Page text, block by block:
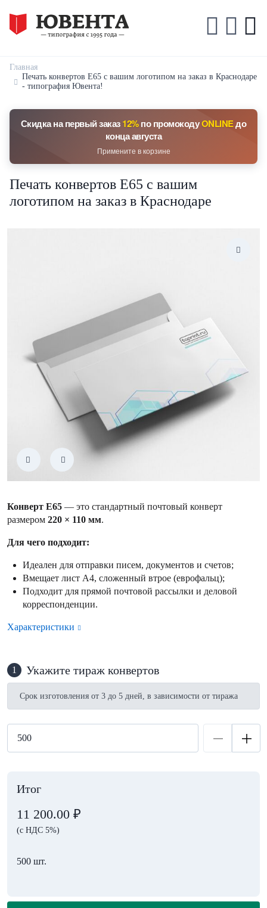
Главная
Печать конвертов Е65 с вашим логотипом на заказ в Краснодаре
- типография Ювента!
Скидка на первый заказ12%по промокодуONLINEдо
конца августа
Примените в корзине
Печать конвертов Е65 с вашим
логотипом на заказ в Краснодаре
Конверт Е65 — это стандартный почтовый конверт
размером 220 × 110 мм.
Для чего подходит:
Идеален для отправки писем, документов и счетов;
Вмещает лист А4, сложенный втрое (еврофальц);
Подходит для прямой почтовой рассылки и деловой
корреспонденции.
Характеристики
1 Укажите тираж конвертов
Срок изготовления от 3 до 5 дней, в зависимости от тиража
Итог
11 200.00 ₽
(с НДС 5%)
500 шт.